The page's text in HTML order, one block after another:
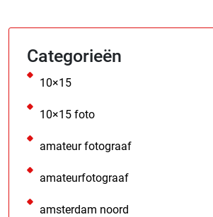
Categorieën
10×15
10×15 foto
amateur fotograaf
amateurfotograaf
amsterdam noord